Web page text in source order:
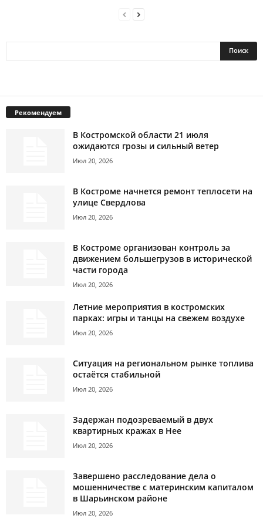
Рекомендуем
В Костромской области 21 июля
ожидаются грозы и сильный ветер
Июл 20, 2026
В Костроме начнется ремонт теплосети на
улице Свердлова
Июл 20, 2026
В Костроме организован контроль за
движением большегрузов в исторической
части города
Июл 20, 2026
Летние мероприятия в костромских
парках: игры и танцы на свежем воздухе
Июл 20, 2026
Ситуация на региональном рынке топлива
остаётся стабильной
Июл 20, 2026
Задержан подозреваемый в двух
квартирных кражах в Нее
Июл 20, 2026
Завершено расследование дела о
мошенничестве с материнским капиталом
в Шарьинском районе
Июл 20, 2026